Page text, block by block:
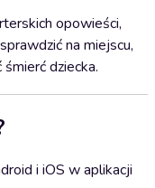
opowieści,
na miejscu,
dziecka.
i iOS w aplikacji